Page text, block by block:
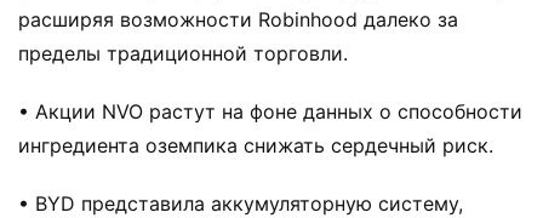
расширяя возможности Robinhood далеко за
пределы традиционной торговли.
• Акции NVO растут на фоне данных о способности
ингредиента оземпика снижать сердечный риск.
• BYD представила аккумуляторную систему,